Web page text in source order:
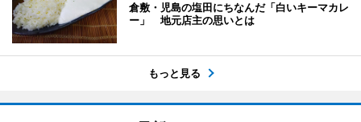
倉敷・児島の塩田にちなんだ「白いキーマカレ
ー」 地元店主の思いとは
もっと見る